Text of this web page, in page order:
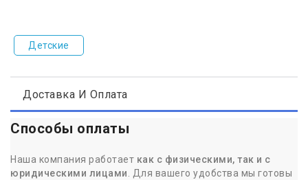
Детские
Доставка И Оплата
Способы оплаты
Наша компания работает как с физическими, так и с
юридическими лицами . Для вашего удобства мы готовы